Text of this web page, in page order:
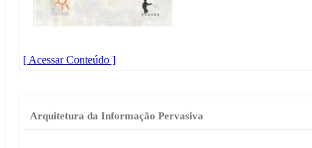
[ Acessar Conteúdo ]
Arquitetura da Informação Pervasiva